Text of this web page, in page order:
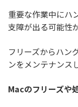
重要な作業中にハ
支障が出る可能性
フリーズからハン
ンをメンテナンス
Macのフリーズや